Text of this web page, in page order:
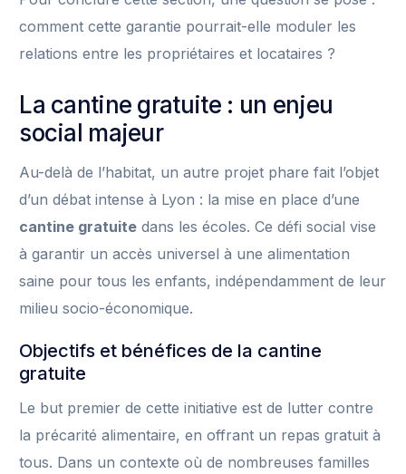
comment cette garantie pourrait-elle moduler les
relations entre les propriétaires et locataires ?
La cantine gratuite : un enjeu
social majeur
Au-delà de l’habitat, un autre projet phare fait l’objet
d’un débat intense à Lyon : la mise en place d’une
cantine gratuite dans les écoles. Ce défi social vise
à garantir un accès universel à une alimentation
saine pour tous les enfants, indépendamment de leur
milieu socio-économique.
Objectifs et bénéfices de la cantine
gratuite
Le but premier de cette initiative est de lutter contre
la précarité alimentaire, en offrant un repas gratuit à
tous. Dans un contexte où de nombreuses familles